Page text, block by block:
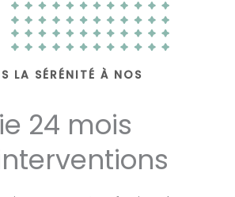
LA SÉRÉNITÉ À NOS
24 mois